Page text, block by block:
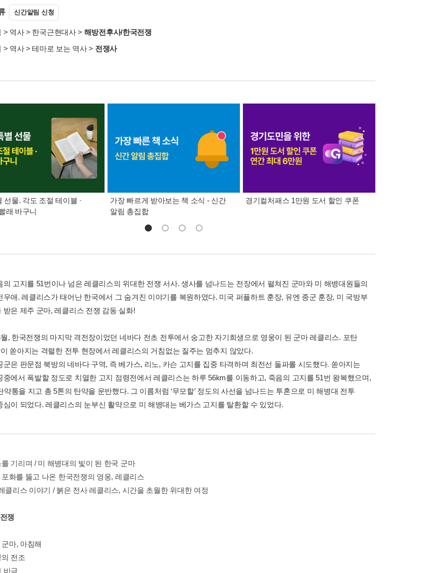
신간알림 신청
> 역사> 한국근현대사> 해방전후사/한국전쟁
> 역사>테마로 보는 역사> 전쟁사
선물. 각도 조절 테이블 ·
래 바구니
가장 빠르게 받아보는 책 소식 - 신간
알림 총집합
경기컬처패스 1만원 도서 할인 쿠폰
의 고지를 51번이나 넘은 레클리스의 위대한 전쟁 서사. 생사를 넘나드는 전장에서 펼쳐진 군마와 미 해병대원들의
우애. 레클리스가 태어난 한국에서 그 숨겨진 이야기를 복원하였다. 미국 퍼플하트 훈장, 유엔 종군 훈장, 미 국방부
받은 제주 군마, 레클리스 전쟁 감동 실화!
, 한국전쟁의 마지막 격전장이었던 네바다 전초 전투에서 숭고한 자기희생으로 영웅이 된 군마 레클리스. 포탄
쏟아지는 격렬한 전투 현장에서 레클리스의 거침없는 질주는 멈추지 않았다.
군은 판문점 북방의 네바다 구역, 즉 베가스, 리노, 카슨 고지를 집중 타격하며 최전선 돌파를 시도했다. 쏟아지는
중에서 폭발할 정도로 치열한 고지 점령전에서 레클리스는 하루 56km를 이동하고, 죽음의 고지를 51번 왕복했으며,
약통을 지고 총 5톤의 탄약을 운반했다. 그 이름처럼 ‘무모할’ 정도의 사선을 넘나드는 투혼으로 미 해병대 전투
심이 되었다. 레클리스의 눈부신 활약으로 미 해병대는 베가스 고지를 탈환할 수 있었다.
기리며 / 미 해병대의 빛이 된 한국 군마
화를 뚫고 나온 한국전쟁의 영웅, 레클리스
클리스 이야기 / 붉은 전사 레클리스, 시간을 초월한 위대한 여정
쟁
마, 아침해
전조
비극